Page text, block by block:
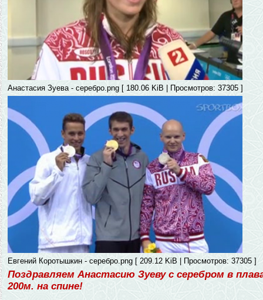
Анастасия Зуева - серебро.png [ 180.06 KiB | Просмотров: 37305 ]
Евгений Коротышкин - серебро.png [ 209.12 KiB | Просмотров: 37305 ]
Поздравляем Анастасию Зуеву с серебром в
200м. на спине!